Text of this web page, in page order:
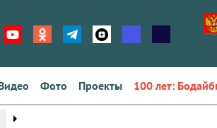
Фото Проекты 100 лет:
arrow_right